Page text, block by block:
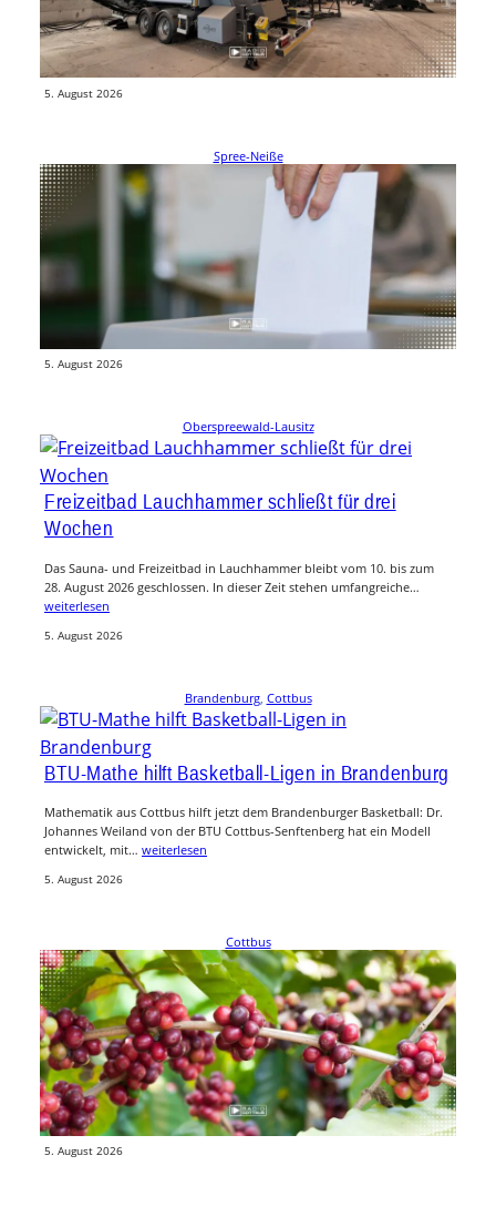
Die SERO Lausitz GmbH hat im Industriepark Cottbus-Ost eine neue
Baumischabfallsortieranlage in Betrieb genommen. Rund zwei
Millionen Euro investierte das…weiterlesen
5. August 2026
Spree-Neiße
Döbern sucht neuen Bürgermeister: Bewerbung
bis Ende August möglich
Nach dem plötzlichen Tod von Bürgermeister Jörg Rakete sucht die
Stadt Döbern einen Nachfolger oder eine Nachfolgerin. Das Amt
Döbern-Land…
5. August 2026
Oberspreewald-Lausitz
Freizeitbad Lauchhammer schließt für drei
Wochen
Das Sauna- und Freizeitbad in Lauchhammer bleibt vom 10. bis zum
28. August 2026 geschlossen. In dieser Zeit stehen umfangreiche…
weiterlesen
5. August 2026
Brandenburg, Cottbus
BTU-Mathe hilft Basketball-Ligen in Brandenburg
Mathematik aus Cottbus hilft jetzt dem Brandenburger Basketball: Dr.
Johannes Weiland von der BTU Cottbus-Senftenberg hat ein Modell
entwickelt, mit… weiterlesen
5. August 2026
Cottbus
BTU-Forschung hilft Kleinbauern bei der
Kaffeeernte
Forschende der BTU Cottbus-Senftenberg zeigen, wie Kleinbauern den
Ertrag ihrer Kaffeeernte mit nur drei Smartphone-Fotos pro Baum
zuverlässig einschätzen können.…weiterlesen
5. August 2026